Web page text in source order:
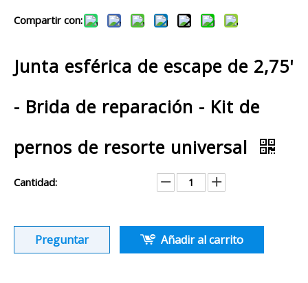
Compartir con:
Junta esférica de escape de 2,75'
- Brida de reparación - Kit de
pernos de resorte universal
Cantidad:
Preguntar Añadir al carrito